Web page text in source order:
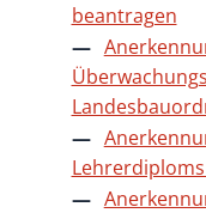
beantragen